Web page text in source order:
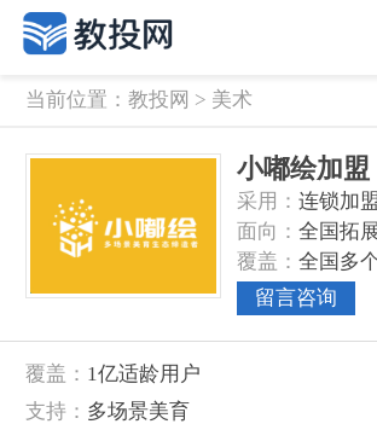
当前位置： 教投网 > 美术
小嘟绘加盟
采用： 连锁加
面向： 全国拓
覆盖： 全国多
留言咨询
覆盖： 1亿适龄用户
支持： 多场景美育